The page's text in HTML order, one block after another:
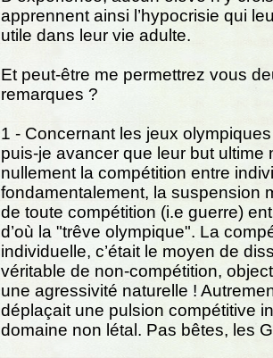
apprennent ainsi l’hypocrisie qui
utile dans leur vie adulte.
Et peut-être me permettrez vous
remarques ?
1 - Concernant les jeux
puis-je avancer que leur but ultime
nullement la compétition entre
fondamentalement, la suspension
de toute compétition (i.e guerre)
d’où la "trêve olympique". La
individuelle, c’était le moyen de
véritable de non-compétition,
une agressivité naturelle !
déplaçait une pulsion compétitive
domaine non létal. Pas bêtes, les